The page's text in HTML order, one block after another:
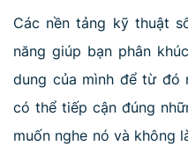
Các nền tảng kỹ thuật
năng giúp bạn phân
dung của mình để từ đó
có thể tiếp cận đúng
muốn nghe nó và không